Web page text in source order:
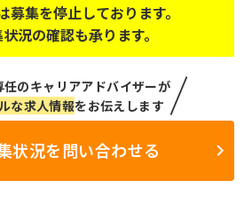
募集を停止しております。
況の確認も承ります。
任のキャリアアドバイザーが
な求人情報をお伝えします
状況を問い合わせる